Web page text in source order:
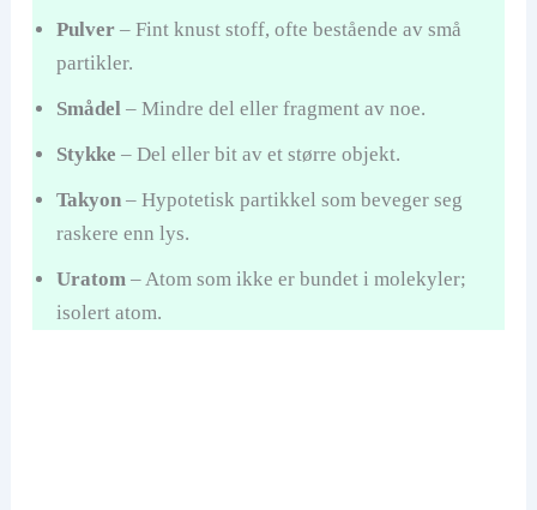
Pulver– Fint knust stoff, ofte bestående av små
partikler.
Smådel– Mindre del eller fragment av noe.
Stykke – Del eller bit av et større objekt.
Takyon– Hypotetisk partikkel som beveger seg
raskere enn lys.
Uratom– Atom som ikke er bundet i molekyler;
isolert atom.